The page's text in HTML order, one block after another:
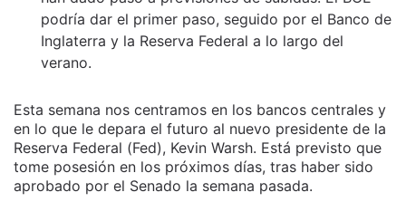
podría dar el primer paso, seguido por el Banco de
Inglaterra y la Reserva Federal a lo largo del
verano.
Esta semana nos centramos en los bancos centrales y
en lo que le depara el futuro al nuevo presidente de la
Reserva Federal (Fed), Kevin Warsh. Está previsto que
tome posesión en los próximos días, tras haber sido
aprobado por el Senado la semana pasada.